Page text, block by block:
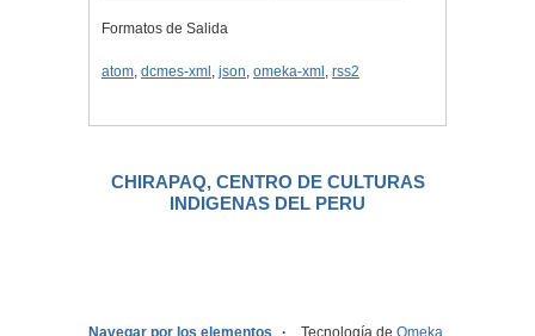
Formatos de Salida
atom, dcmes-xml , json, omeka-xml , rss2
CHIRAPAQ, CENTRO DE CULTURAS
INDIGENAS DEL PERU